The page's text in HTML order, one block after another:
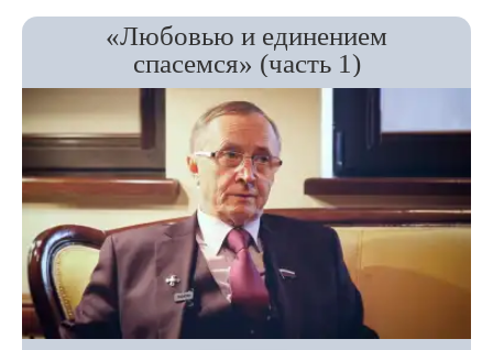
«Любовью и единением
спасемся» (часть 1)